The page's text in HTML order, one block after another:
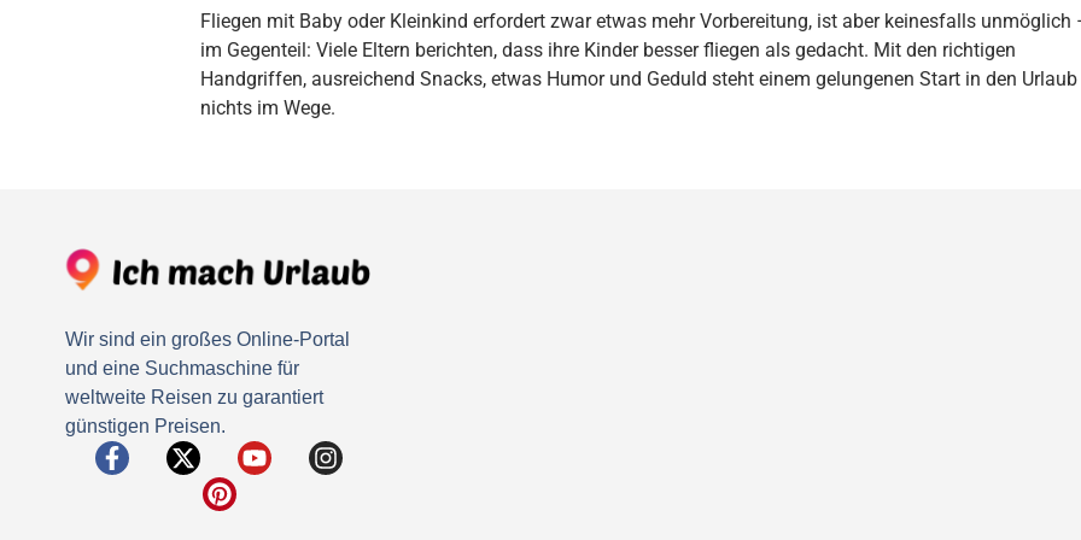
Fliegen mit Baby oder Kleinkind erfordert zwar etwas mehr Vorbereitung, ist aber keinesfalls unmöglich
im Gegenteil: Viele Eltern berichten, dass ihre Kinder besser fliegen als gedacht. Mit den richtigen
Handgriffen, ausreichend Snacks, etwas Humor und Geduld steht einem gelungenen Start in den Urlaub
nichts im Wege.
Wir sind ein großes Online-Portal
und eine Suchmaschine für
weltweite Reisen zu garantiert
günstigen Preisen.